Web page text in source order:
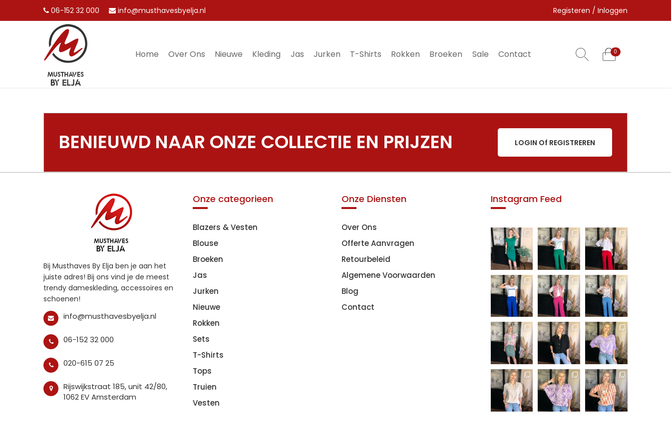
06-152 32 000 info@musthavesbyelja.nl Registeren / Inloggen
Home Over Ons Nieuwe Kleding Jas Jurken T-Shirts Rokken Broeken Sale Contact 0
BENIEUWD NAAR ONZE COLLECTIE EN PRIJZEN LOGIN Of REGISTREREN
Bij Musthaves By Elja ben je aan het
juiste adres! Bij ons vind je de meest
trendy dameskleding, accessoires en
schoenen!
info@musthavesbyelja.nl
06-152 32 000
020-615 07 25
Rijswijkstraat 185, unit 42/80,
1062 EV Amsterdam
Onze categorieen
Blazers & Vesten
Blouse
Broeken
Jas
Jurken
Nieuwe
Rokken
Sets
T-Shirts
Tops
Truien
Vesten
Onze Diensten
Over Ons
Offerte Aanvragen
Retourbeleid
Algemene Voorwaarden
Blog
Contact
Instagram Feed